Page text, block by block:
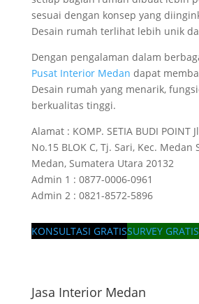
sesuai dengan konsep yang
Desain rumah terlihat lebih unik
Dengan pengalaman dalam
Pusat Interior Medan dapat
Desain rumah yang menarik,
berkualitas tinggi.
Alamat : KOMP. SETIA BUDI POINT
No.15 BLOK C, Tj. Sari, Kec. Medan
Medan, Sumatera Utara 20132
Admin 1 : 0877-0006-0961
Admin 2 : 0821-8572-5896
KONSULTASI GRATISSURVEY GRATIS
Jasa Interior Medan